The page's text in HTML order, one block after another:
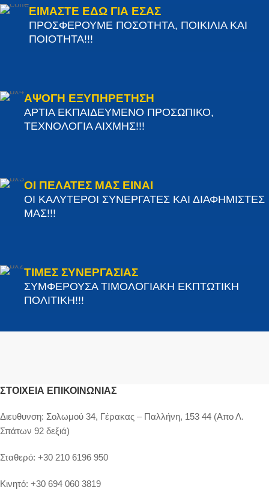
ΕΙΜΑΣΤΕ ΕΔΩ ΓΙΑ ΕΣΑΣ
ΠΡΟΣΦΕΡΟΥΜΕ ΠΟΣΟΤΗΤΑ, ΠΟΙΚΙΛΙΑ ΚΑΙ
ΠΟΙΟΤΗΤΑ!!!
ΑΨΟΓΗ ΕΞΥΠΗΡΕΤΗΣΗ
ΑΡΤΙΑ ΕΚΠΑΙΔΕΥΜΕΝΟ ΠΡΟΣΩΠΙΚΟ,
ΤΕΧΝΟΛΟΓΙΑ ΑΙΧΜΗΣ!!!
ΟΙ ΠΕΛΑΤΕΣ ΜΑΣ ΕΙΝΑΙ
ΟΙ ΚΑΛΥΤΕΡΟΙ ΣΥΝΕΡΓΑΤΕΣ ΚΑΙ ΔΙΑΦΗΜΙΣΤΕΣ
ΜΑΣ!!!
ΤΙΜΕΣ ΣΥΝΕΡΓΑΣΙΑΣ
ΣΥΜΦΕΡΟΥΣΑ ΤΙΜΟΛΟΓΙΑΚΗ ΕΚΠΤΩΤΙΚΗ
ΠΟΛΙΤΙΚΗ!!!
ΣΤΟΙΧΕΊΑ ΕΠΙΚΟΙΝΩΝΊΑΣ
Διευθυνση: Σολωμού 34, Γέρακας – Παλλήνη, 153 44 (Απο Λ.
Σπάτων 92 δεξιά)
Σταθερό: +30 210 6196 950
Κινητό: +30 694 060 3819